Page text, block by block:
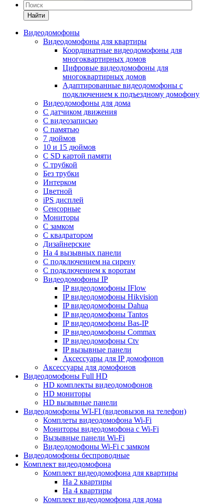
Найти
Видеодомофоны
Видеодомофоны для квартиры
Координатные видеодомофоны для
многоквартирных домов
Цифровые видеодомофоны для
многоквартирных домов
Адаптированные видеодомофоны с
подключением к подъездному домофону
Видеодомофоны для дома
С датчиком движения
С видеозаписью
C памятью
7 дюймов
10 и 15 дюймов
С SD картой памяти
С трубкой
Без трубки
Интерком
Цветной
iPS дисплей
Сенсорные
Мониторы
С замком
C квадратором
Дизайнерские
На 4 вызывных панели
С подключением на сирену
С подключением к воротам
Видеодомофоны IP
IP видеодомофоны IFlow
IP видеодомофоны Hikvision
IP видеодомофоны Dahua
IP видеодомофоны Tantos
IP видеодомофоны Bas-IP
IP видеодомофоны Commax
IP видеодомофоны Ctv
IP вызывные панели
Аксессуары для IP домофонов
Аксессуары для домофонов
Видеодомофоны Full HD
HD комплекты видеодомофонов
HD мониторы
HD вызывные панели
Видеодомофоны WI-FI (видеовызов на телефон)
Комплеты видеодомофона Wi-Fi
Мониторы видеодомофона с Wi-Fi
Вызывные панели Wi-Fi
Видеодомофоны Wi-Fi с замком
Видеодомофоны беспроводные
Комплект видеодомофона
Комплект видеодомофона для квартиры
На 2 квартиры
На 4 квартиры
Комплект видеодомофона для дома